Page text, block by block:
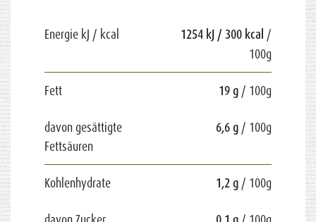
Energie kJ / kcal 1254 kJ / 300 kcal /
100g
Fett 19 g / 100g
davon gesättigte
Fettsäuren
6,6 g / 100g
Kohlenhydrate 1,2 g / 100g